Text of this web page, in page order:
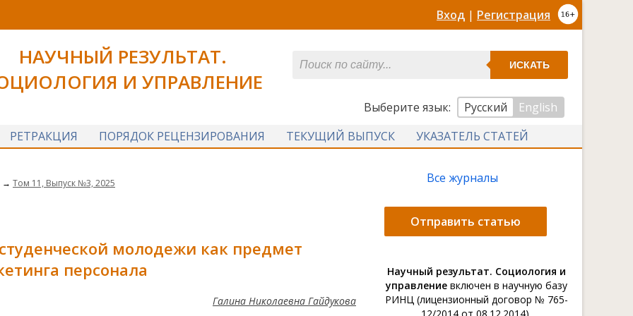
Вход | Регистрация
НАУЧНЫЙ РЕЗУЛЬТАТ.
И УПРАВЛЕНИЕ
ИСКАТЬ
Выберите язык: Русский
English
РЕТРАКЦИЯ
ПОРЯДОК РЕЦЕНЗИРОВАНИЯ ТЕКУЩИЙ ВЫПУСК УКАЗАТЕЛЬ СТАТЕЙ
→ Том 11, Выпуск №3, 2025
молодежи как предмет
персонала
Галина Николаевна Гайдукова
Все журналы
Отправить статью
Научный результат. Социология и
управлениевключен в научную базу
РИНЦ (лицензионный договор № 765-